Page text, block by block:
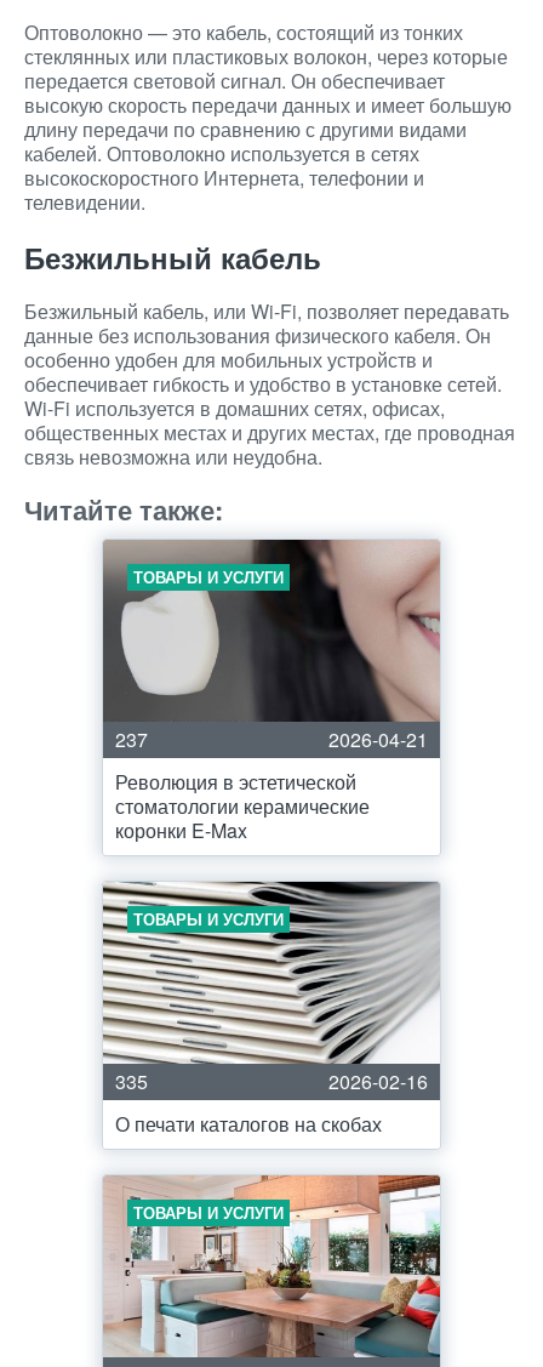
Оптоволокно — это кабель, состоящий из тонких
стеклянных или пластиковых волокон, через которые
передается световой сигнал. Он обеспечивает
высокую скорость передачи данных и имеет большую
длину передачи по сравнению с другими видами
кабелей. Оптоволокно используется в сетях
высокоскоростного Интернета, телефонии и
телевидении.
Безжильный кабель
Безжильный кабель, или Wi-Fi, позволяет передавать
данные без использования физического кабеля. Он
особенно удобен для мобильных устройств и
обеспечивает гибкость и удобство в установке сетей.
Wi-Fi используется в домашних сетях, офисах,
общественных местах и других местах, где проводная
связь невозможна или неудобна.
Читайте также:
ТОВАРЫ И УСЛУГИ
237
2026-04-21
Революция в эстетической
стоматологии керамические
коронки E-Max
ТОВАРЫ И УСЛУГИ
335
2026-02-16
О печати каталогов на скобах
ТОВАРЫ И УСЛУГИ